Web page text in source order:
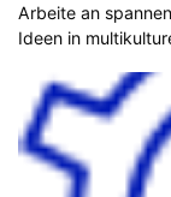
Arbeite an
Ideen in